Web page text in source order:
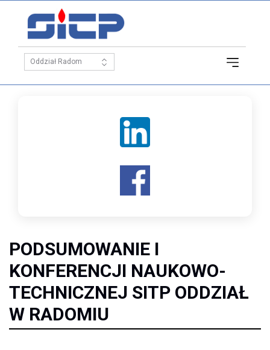
PODSUMOWANIE I
KONFERENCJI NAUKOWO-
TECHNICZNEJ SITP ODDZIAŁ
W RADOMIU